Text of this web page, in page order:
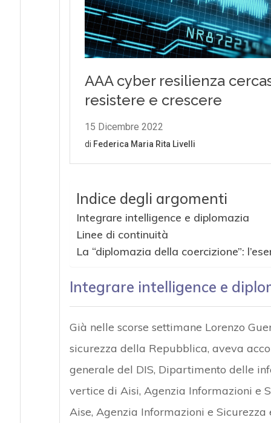
Indice degli argomenti
Integrare intelligence e diplomazia
Linee di continuità
La “diplomazia della coercizione”:
Integrare intelligence e
Già nelle scorse settimane Lorenzo
sicurezza della Repubblica, aveva
generale del DIS, Dipartimento delle
vertice di Aisi, Agenzia Informazioni e
Aise, Agenzia Informazioni e